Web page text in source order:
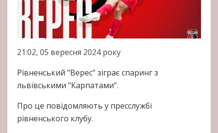
21:02, 05 вересня 2024 року
Рівненський "Верес" зіграє спаринг з
львівськими "Карпатами".
Про це повідомляють у пресслужбі
рівненського клубу.